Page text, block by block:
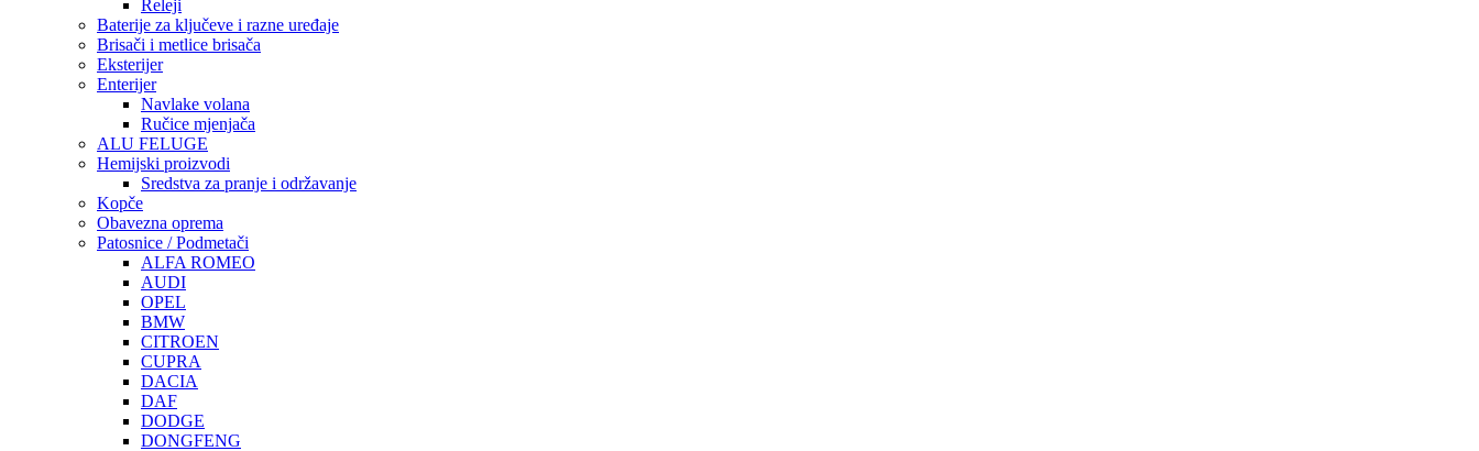
Releji
Baterije za ključeve i razne uređaje
Brisači i metlice brisača
Eksterijer
Enterijer
Navlake volana
Ručice mjenjača
ALU FELUGE
Hemijski proizvodi
Sredstva za pranje i održavanje
Kopče
Obavezna oprema
Patosnice / Podmetači
ALFA ROMEO
AUDI
OPEL
BMW
CITROEN
CUPRA
DACIA
DAF
DODGE
DONGFENG